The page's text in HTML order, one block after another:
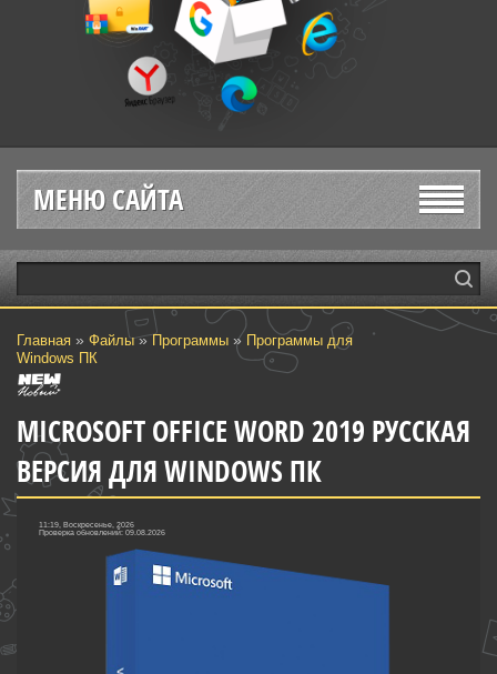
МЕНЮ САЙТА
Главная » Файлы»Программы » Программы для
Windows ПК
MICROSOFT OFFICE WORD 2019 РУССКАЯ
ВЕРСИЯ ДЛЯ WINDOWS ПК
11:19, Воскресенье, 2026
Проверка обновлений: 09.08.2026